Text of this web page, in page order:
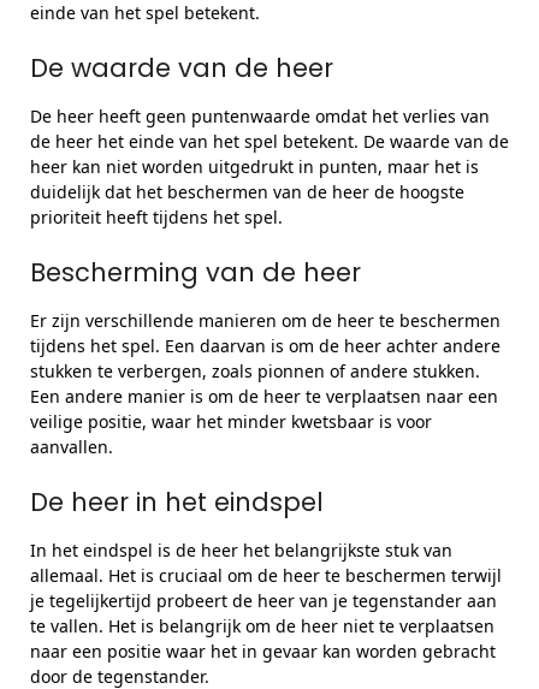
einde van het spel betekent.
De waarde van de heer
De heer heeft geen puntenwaarde omdat het verlies van
de heer het einde van het spel betekent. De waarde van de
heer kan niet worden uitgedrukt in punten, maar het is
duidelijk dat het beschermen van de heer de hoogste
prioriteit heeft tijdens het spel.
Bescherming van de heer
Er zijn verschillende manieren om de heer te beschermen
tijdens het spel. Een daarvan is om de heer achter andere
stukken te verbergen, zoals pionnen of andere stukken.
Een andere manier is om de heer te verplaatsen naar een
veilige positie, waar het minder kwetsbaar is voor
aanvallen.
De heer in het eindspel
In het eindspel is de heer het belangrijkste stuk van
allemaal. Het is cruciaal om de heer te beschermen terwijl
je tegelijkertijd probeert de heer van je tegenstander aan
te vallen. Het is belangrijk om de heer niet te verplaatsen
naar een positie waar het in gevaar kan worden gebracht
door de tegenstander.